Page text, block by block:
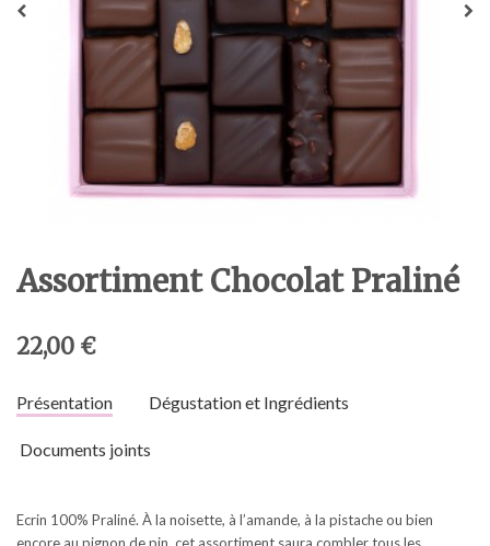
Assortiment Chocolat Praliné
22,00 €
Présentation Dégustation et Ingrédients
Documents joints
Ecrin 100% Praliné. À la noisette, à l’amande, à la pistache ou bien
encore au pignon de pin, cet assortiment saura combler tous les